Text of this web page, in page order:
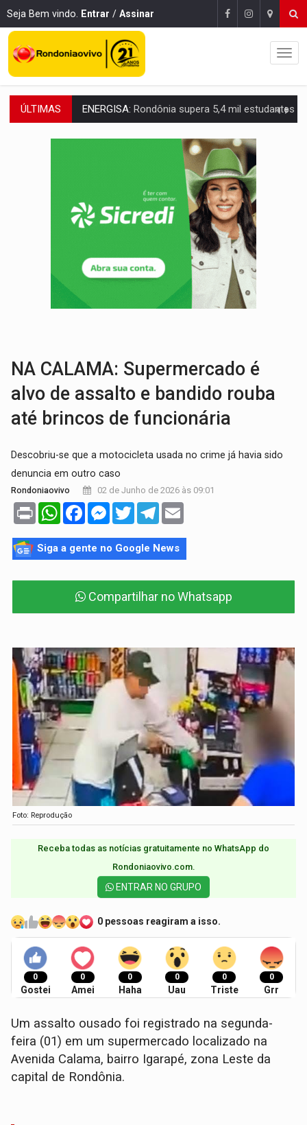
Seja Bem vindo. Entrar / Assinar
ÚLTIMAS ENERGISA: Rondônia supera 5,4 mil estudantes inscritos
LUTO NA CULTURA:Boi Bumbá emite nota após morte de Carlos Caputo em
FRANCISCO DA SILVA FILHO
Mototaxista e passageira sofrem grave acidente após
:Recebeu intimação no celular? Saiba o que fazer para evitar
Polícia Civil tenta prender acusado de matar
ACESSO:Moradores de RO podem receber a antena parabólica gratuita do
CONEXÃO RONDONIAOVIVO: Pré-candidato Adrian Jhonnson defende renovação da
NA CALAMA: Supermercado é
alvo de assalto e bandido rouba
até brincos de funcionária
Descobriu-se que a motocicleta usada no crime já havia sido
denuncia em outro caso
Rondoniaovivo 02 de Junho de 2026 às 09:01
Print WhatsAppFacebookMessenger
TwitterTelegram
Siga a gente no Google News
Compartilhar no Whatsapp
Foto: Reprodução
Receba todas as notícias gratuitamente no WhatsApp do
Rondoniaovivo.com.​
ENTRAR NO GRUPO
0 pessoas reagiram a isso.
0
Gostei
0
Amei
0
Haha
0
Uau
0
Triste
0
Grr
Um assalto ousado foi registrado na segunda-
feira (01) em um supermercado localizado na
Avenida Calama, bairro Igarapé, zona Leste da
capital de Rondônia.